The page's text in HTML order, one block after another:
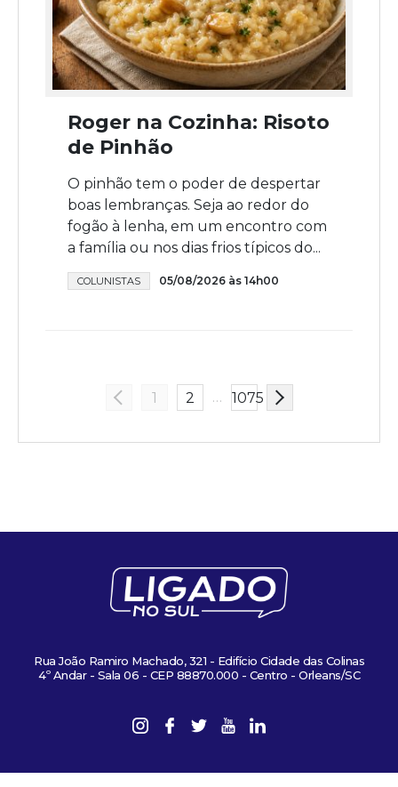
Roger na Cozinha: Risoto
de Pinhão
O pinhão tem o poder de despertar
boas lembranças. Seja ao redor do
fogão à lenha, em um encontro com
a família ou nos dias frios típicos do...
COLUNISTAS 05/08/2026 às 14h00
1 2 … 1075
Rua João Ramiro Machado, 321 - Edifício Cidade das Colinas
4º Andar - Sala 06 - CEP 88870.000 - Centro - Orleans/SC